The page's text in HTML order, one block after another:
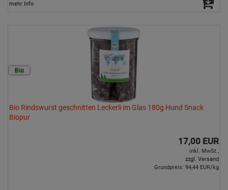
mehr Info
Bio Rindswurst geschnitten Leckerli im Glas 180g Hund Snack
Biopur
17,00 EUR
inkl. MwSt.,
zzgl. Versand
Grundpreis: 94,44 EUR/kg